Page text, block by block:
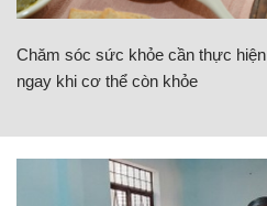
Chăm sóc sức khỏe cần thực hiện
ngay khi cơ thể còn khỏe